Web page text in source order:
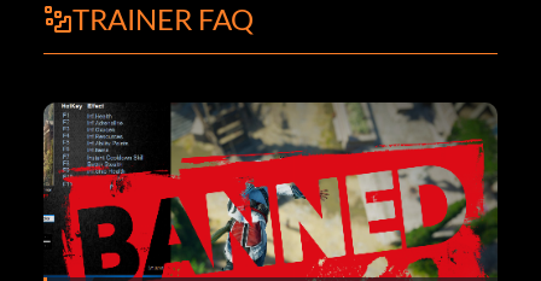
TRAINER FAQ